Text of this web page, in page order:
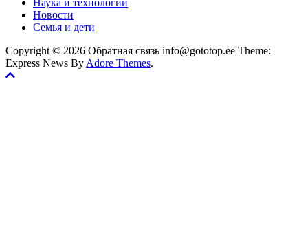
Наука и технологии
Новости
Семья и дети
Copyright © 2026 Обратная связь info@gototop.ee Theme:
Express News By Adore Themes.